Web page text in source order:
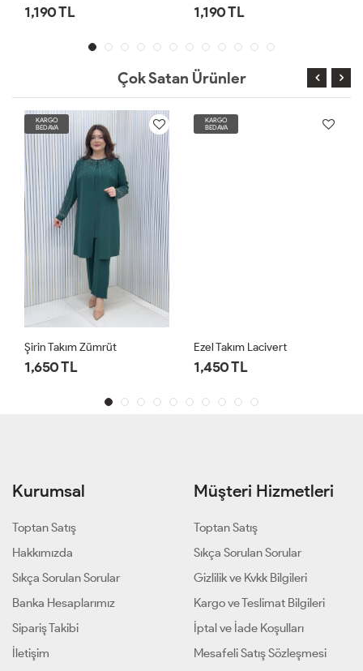
1,190 TL 1,190 TL
Çok Satan Ürünler
KARGO
BEDAVA
Şirin Takım Zümrüt
1,650 TL
KARGO
BEDAVA
Ezel Takım Lacivert
1,450 TL
Kurumsal
Toptan Satış
Hakkımızda
Sıkça Sorulan Sorular
Banka Hesaplarımız
Sipariş Takibi
İletişim
Müşteri Hizmetleri
Toptan Satış
Sıkça Sorulan Sorular
Gizlilik ve Kvkk Bilgileri
Kargo ve Teslimat Bilgileri
İptal ve İade Koşulları
Mesafeli Satış Sözleşmesi